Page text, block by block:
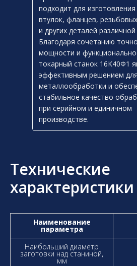
подходит для
втулок, фланцев,
и других деталей
Благодаря сочетанию
мощности и
токарный станок 16К40Ф1
эффективным решением для
металлообработки и
стабильное качество
при серийном и единичном
производстве.
Технические
характеристики
Наименование
параметра
Наибольший диаметр
заготовки над станиной,
мм